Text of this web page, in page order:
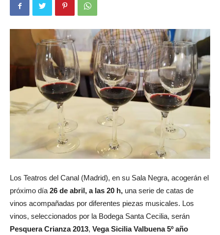
Los Teatros del Canal (Madrid), en su Sala Negra, acogerán el
próximo día 26 de abril, a las 20 h, una serie de catas de
vinos acompañadas por diferentes piezas musicales. Los
vinos, seleccionados por la Bodega Santa Cecilia, serán
Pesquera Crianza 2013, Vega Sicilia Valbuena 5º año